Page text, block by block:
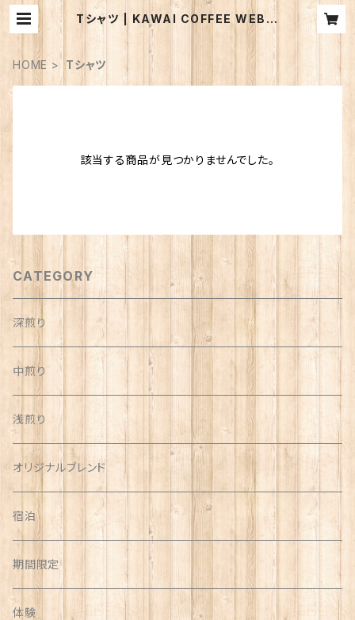
Tシャツ | KAWAI COFFEE WEB S
HOME Tシャツ
該当する商品が見つかりませんでした。
CATEGORY
深煎り
中煎り
浅煎り
オリジナルブレンド
宿泊
期間限定
体験